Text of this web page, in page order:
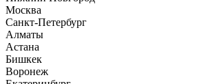
Москва
Санкт-Петербург
Алматы
Астана
Бишкек
Воронеж